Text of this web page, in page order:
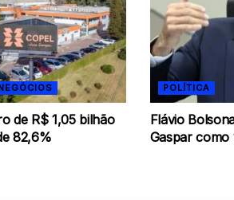
de R$ 1,05 bilhão
82,6%
POLÍTICA
Flávio
Gaspar como